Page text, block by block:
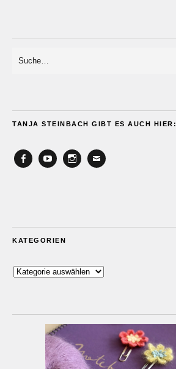
TANJA STEINBACH GIBT ES AUCH HIER:
KATEGORIEN
Kategorien